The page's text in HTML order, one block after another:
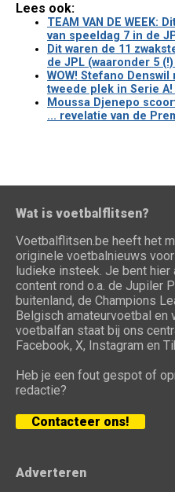
Lees ook:
TEAM VAN DE WEEK:
van speeldag 7 in de
Dit waren de 11
de JPL (waaronder 5
WOW! Stefano
tweede plek in Serie A!
Moussa Djenepo
... revelatie van de
Wat is voetbalflitsen?
Voetbalflitsen.be heeft het
originele voetbalnieuws
ludieke insteek. Je bent
content rond o.a. de Jupiler
buitenland, de Champions
Belgisch amateurvoetbal en
voetbalfan staat bij ons
Facebook, X, Instagram en
Heb je een fout gespot of
redactie?
Contacteer ons!
Adverteren